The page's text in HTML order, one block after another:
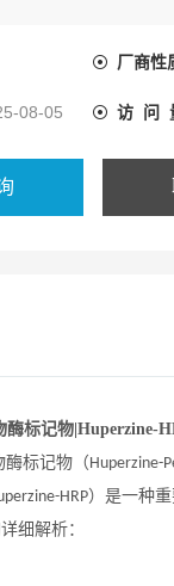
厂商性
08-05 访 问
酶标记物|Huperzine-
酶标记物（Huperzine-
HRP）是一种
细解析：